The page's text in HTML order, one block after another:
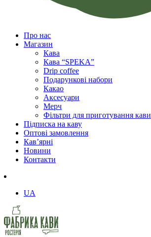
Про нас
Магазин
Кава
Кава “SPEKA”
Drip coffee
Подарункові набори
Какао
Аксесуари
Мерч
Фільтри для приготування кави
Підписка на каву
Оптові замовлення
Кав’ярні
Новини
Контакти
UA